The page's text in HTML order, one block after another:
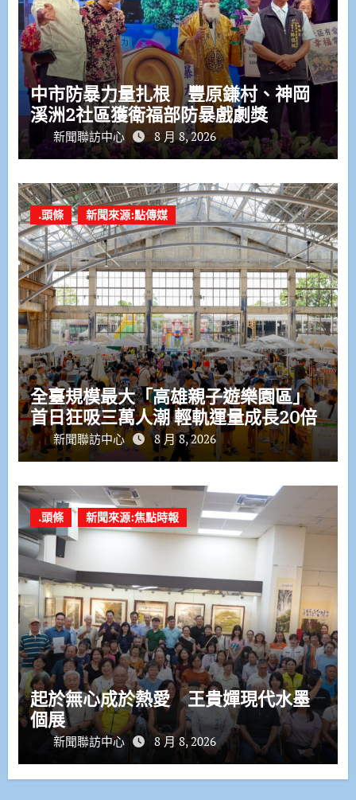
中市防暴力量扎根 豐原鎌村、神岡
溪洲2社區獲衛福部防暴戲劇獎
新聞聯訪中心 8 月 8, 2026
.頭條 新聞來源:點傳媒
全臺規模最大「高雄親子遊樂園區」
首日狂吸三萬人潮 輕軌運量成長20倍
新聞聯訪中心 8 月 8, 2026
.頭條 新聞來源:焦點時報
起於無心成於熱愛 王貴嬋現代水墨
個展
新聞聯訪中心 8 月 8, 2026